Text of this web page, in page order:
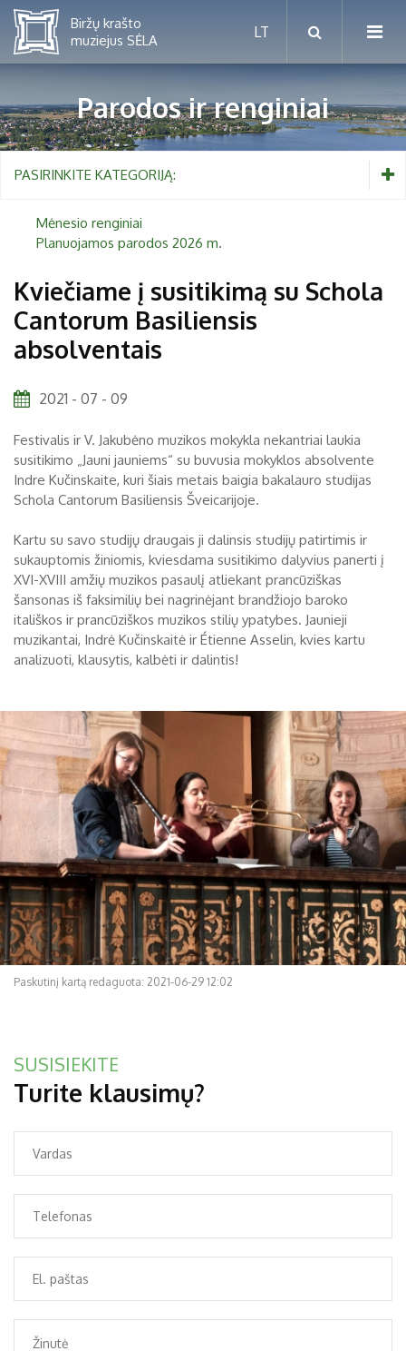
Mėnesio renginiai
Vaikams nuo 5 iki 10 metų
Paaugliams nuo 11 iki 18 metų
Suaugusiems
Šeimoms
Proistorė
Etnografija
Biržai ir Radvilos
Biržų tvirtovės arsenalas
Religijos
Biržai XIX a.
Biržai XX a.
RUGPJŪTIS2026
1
2
3
4 5 6 7 8
10
11 12 13 14 15
17
18 19 20
24
25 26 27 28 29
30
31
Parodos ir renginiai
PASIRINKITE KATEGORIJĄ:
Mėnesio renginiai
Planuojamos parodos 2026 m.
Kviečiame į susitikimą su Schola
Cantorum Basiliensis
absolventais
2021 - 07 - 09
Festivalis ir V. Jakubėno muzikos mokykla nekantriai laukia
susitikimo „Jauni jauniems“ su buvusia mokyklos absolvente
Indre Kučinskaite, kuri šiais metais baigia bakalauro studijas
Schola Cantorum Basiliensis Šveicarijoje.
Kartu su savo studijų draugais ji dalinsis studijų patirtimis ir
sukauptomis žiniomis, kviesdama susitikimo dalyvius panerti į
XVI-XVIII amžių muzikos pasaulį atliekant prancūziškas
šansonas iš faksimilių bei nagrinėjant brandžiojo baroko
itališkos ir prancūziškos muzikos stilių ypatybes. Jaunieji
muzikantai, Indrė Kučinskaitė ir Étienne Asselin, kvies kartu
analizuoti, klausytis, kalbėti ir dalintis!
Paskutinį kartą redaguota: 2021-06-29 12:02
SUSISIEKITE
Turite klausimų?